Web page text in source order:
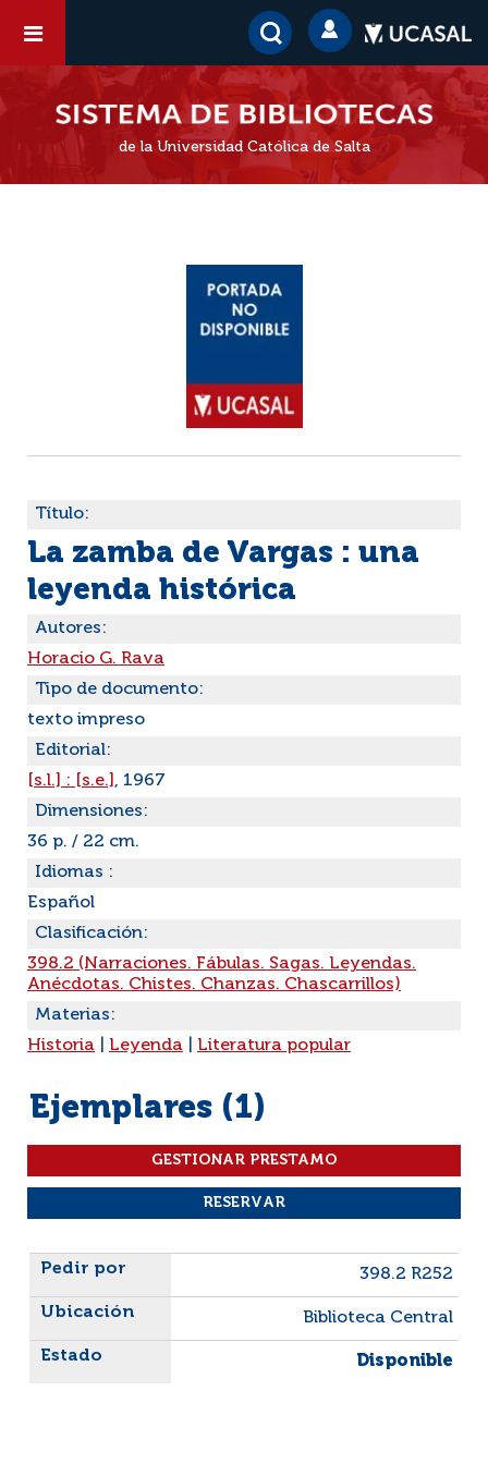
de la Universidad Católica de Salta
Título:
La zamba de Vargas : una
leyenda histórica
Autores:
Horacio G. Rava
Tipo de documento:
texto impreso
Editorial:
[s.l.] : [s.e.] , 1967
Dimensiones:
36 p. / 22 cm.
Idiomas :
Español
Clasificación:
398.2 (Narraciones. Fábulas. Sagas. Leyendas.
Anécdotas. Chistes. Chanzas. Chascarrillos)
Materias:
Historia
Leyenda Literatura popular
Ejemplares (1)
Liste des exemplaires
398.2 R252
Biblioteca Central
Disponible